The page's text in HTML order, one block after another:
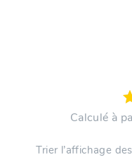
Calculé à
Trier l’affichage